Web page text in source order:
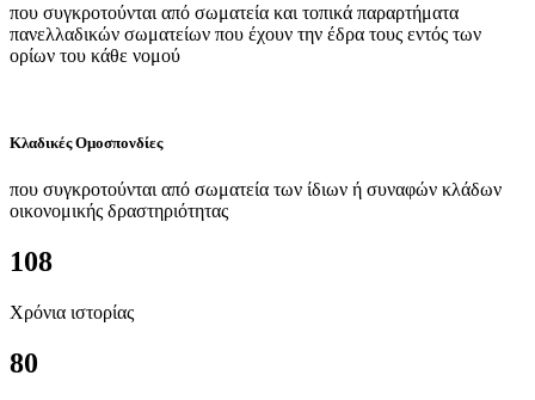
που συγκροτούνται από σωματεία και τοπικά παραρτήματα
πανελλαδικών σωματείων που έχουν την έδρα τους εντός των
ορίων του κάθε νομού
Κλαδικές Ομοσπονδίες
που συγκροτούνται από σωματεία των ίδιων ή συναφών κλάδων
οικονομικής δραστηριότητας
108
Χρόνια ιστορίας
80